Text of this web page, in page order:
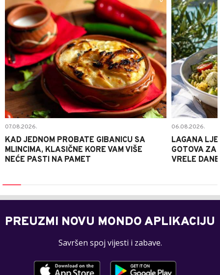
07.08.2026.
KAD JEDNOM PROBATE GIBANICU SA
MLINCIMA, KLASIČNE KORE VAM VIŠE
NEĆE PASTI NA PAMET
06.08.2026.
LAGANA
GOTOVA ZA
VRELE DANE
PREUZMI NOVU MONDO APLIKACIJU
Savršen spoj vijesti i zabave.